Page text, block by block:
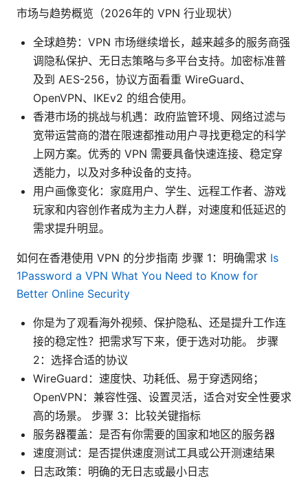
市场与趋势概览（2026年的 VPN 行业现状）
全球趋势：VPN 市场继续增长，越来越多的服务商强
调隐私保护、无日志策略与多平台支持。加密标准普
及到 AES-256，协议方面看重 WireGuard、
OpenVPN、IKEv2 的组合使用。
香港市场的挑战与机遇：政府监管环境、网络过滤与
宽带运营商的潜在限速都推动用户寻找更稳定的科学
上网方案。优秀的 VPN 需要具备快速连接、稳定穿
透能力，以及对多种设备的支持。
用户画像变化：家庭用户、学生、远程工作者、游戏
玩家和内容创作者成为主力人群，对速度和低延迟的
需求提升明显。
如何在香港使用 VPN 的分步指南 步骤 1：明确需求 Is
1Password a VPN What You Need to Know for
Better Online Security
你是为了观看海外视频、保护隐私、还是提升工作连
接的稳定性？把需求写下来，便于选对功能。 步骤
2：选择合适的协议
WireGuard：速度快、功耗低、易于穿透网络；
OpenVPN：兼容性强、设置灵活，适合对安全性要求
高的场景。 步骤 3：比较关键指标
服务器覆盖：是否有你需要的国家和地区的服务器
速度测试：是否提供速度测试工具或公开测速结果
日志政策：明确的无日志或最小日志